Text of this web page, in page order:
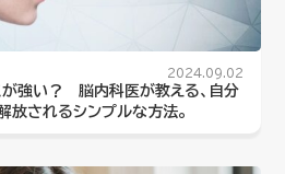
2024.09.02
が強い？ 脳内科医が教える、自分
放されるシンプルな方法。